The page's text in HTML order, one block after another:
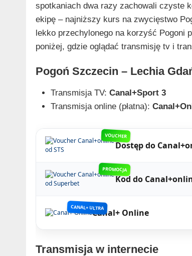
spotkaniach dwa razy zachowali czyste
ekipę – najniższy kurs na zwycięstwo
lekko przechylonego na korzyść Pogoni
poniżej, gdzie oglądać transmisję tv i
Pogoń Szczecin – Lechia
Transmisja TV: Canal+Sport 3
Transmisja online (płatna):
VOUCHER
Dostęp do
PROMOCJA
Kod do
CANAL+ ULTRACanal+ Online
Transmisja w internecie